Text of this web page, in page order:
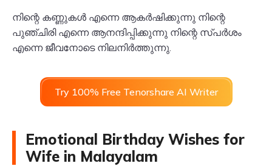
നിന്റെ കണ്ണുകൾ എന്നെ ആകർഷിക്കുന്നു നിന്റെ
പുഞ്ചിരി എന്നെ ആനന്ദിപ്പിക്കുന്നു നിന്റെ സ്പർശം
എന്നെ ജീവനോടെ നിലനിർത്തുന്നു.
Try 100% Free Tenorshare AI Writer
Emotional Birthday Wishes for
Wife in Malayalam